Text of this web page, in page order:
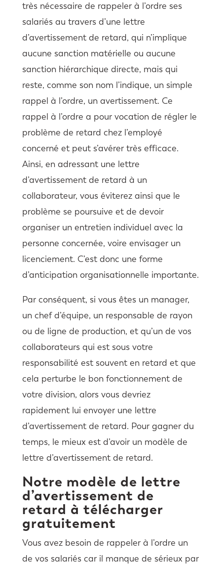
très nécessaire de rappeler à l’ordre ses
salariés au travers d’une lettre
d’avertissement de retard, qui n’implique
aucune sanction matérielle ou aucune
sanction hiérarchique directe, mais qui
reste, comme son nom l’indique, un simple
rappel à l’ordre, un avertissement. Ce
rappel à l’ordre a pour vocation de régler le
problème de retard chez l’employé
concerné et peut s’avérer très efficace.
Ainsi, en adressant une lettre
d’avertissement de retard à un
collaborateur, vous éviterez ainsi que le
problème se poursuive et de devoir
organiser un entretien individuel avec la
personne concernée, voire envisager un
licenciement. C’est donc une forme
d’anticipation organisationnelle importante.
Par conséquent, si vous êtes un manager,
un chef d’équipe, un responsable de rayon
ou de ligne de production, et qu’un de vos
collaborateurs qui est sous votre
responsabilité est souvent en retard et que
cela perturbe le bon fonctionnement de
votre division, alors vous devriez
rapidement lui envoyer une lettre
d’avertissement de retard. Pour gagner du
temps, le mieux est d’avoir un modèle de
lettre d’avertissement de retard.
Notre modèle de lettre
d’avertissement de
retard à télécharger
gratuitement
Vous avez besoin de rappeler à l’ordre un
de vos salariés car il manque de sérieux par